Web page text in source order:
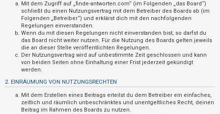
t
w
Mit dem Zugriff auf „finde-antworten.com“ (im Folgenden „das Board“)
schließt du einen Nutzungsvertrag mit dem Betreiber des Boards ab (im
Folgenden „Betreiber“) und erklärst dich mit den nachfolgenden
Regelungen einverstanden.
Wenn du mit diesen Regelungen nicht einverstanden bist, so darfst du
das Board nicht weiter nutzen. Für die Nutzung des Boards gelten jeweils
die an dieser Stelle veröffentlichten Regelungen.
Der Nutzungsvertrag wird auf unbestimmte Zeit geschlossen und kann
von beiden Seiten ohne Einhaltung einer Frist jederzeit gekündigt
werden.
2. EINRÄUMUNG VON NUTZUNGSRECHTEN
Mit dem Erstellen eines Beitrags erteilst du dem Betreiber ein einfaches,
zeitlich und räumlich unbeschränktes und unentgeltliches Recht, deinen
Beitrag im Rahmen des Boards zu nutzen.